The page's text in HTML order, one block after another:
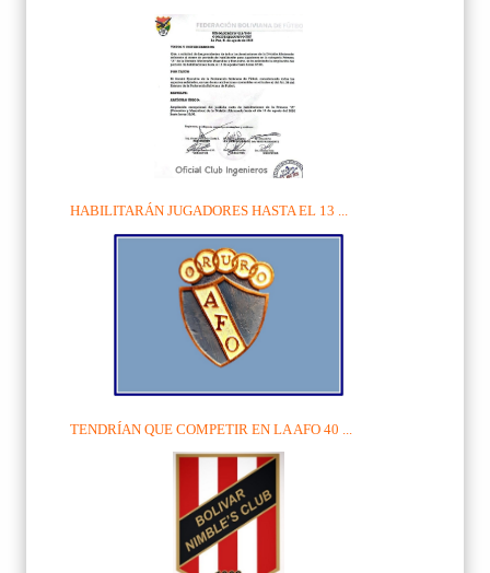
HABILITARÁN JUGADORES HASTA EL 13 ...
TENDRÍAN QUE COMPETIR EN LA AFO 40 ...